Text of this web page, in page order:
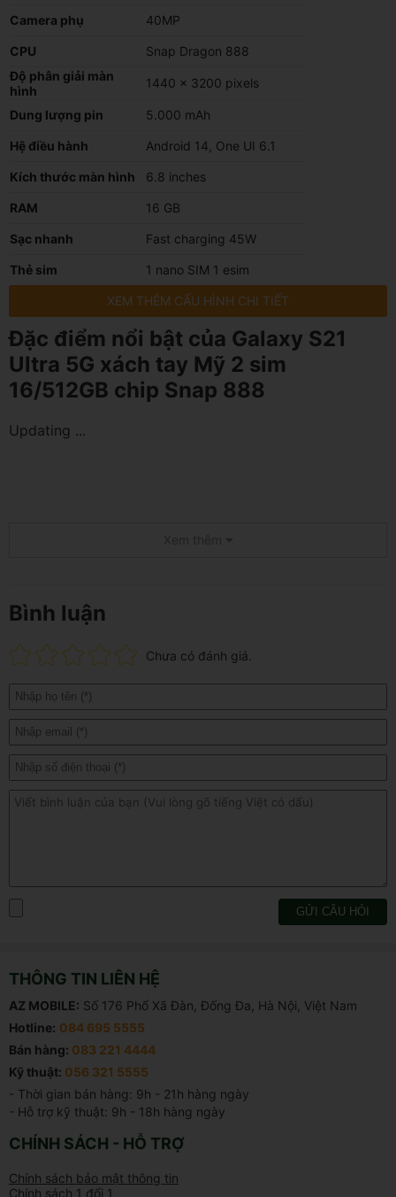
Camera phụ 40MP
CPU
Snap Dragon 888
Độ phân giải màn
hình
1440 x 3200 pixels
Dung lượng pin 5.000 mAh
Hệ điều hành Android 14, One UI 6.1
Kích thước màn hình 6.8 inches
RAM 16 GB
Sạc nhanh Fast charging 45W
Thẻ sim 1 nano SIM 1 esim
XEM THÊM CẤU HÌNH CHI TIẾT
Đặc điểm nổi bật của Galaxy S21
Ultra 5G xách tay Mỹ 2 sim
16/512GB chip Snap 888
Updating ...
Bình luận
Chưa có đánh giá.
GỬI CÂU HỎI
THÔNG TIN LIÊN HỆ
AZ MOBILE: Số 176 Phố Xã Đàn, Đống Đa, Hà Nội, Việt Nam
Hotline: 084 695 5555
Bán hàng: 083 221 4444
Kỹ thuật: 056 321 5555
- Thời gian bán hàng: 9h - 21h hàng ngày
- Hỗ trợ kỹ thuật: 9h - 18h hàng ngày
CHÍNH SÁCH - HỖ TRỢ
Chính sách bảo mật thông tin
Chính sách 1 đổi 1